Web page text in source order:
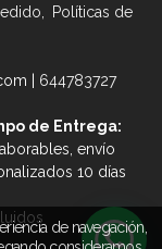
Políticas de
| 644783727
de Entrega:
envío
10 días
de navegación,